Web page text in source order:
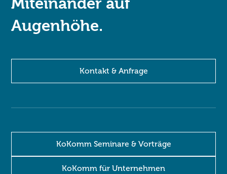
Augenhöhe.
Kontakt & Anfrage
KoKomm Seminare & Vorträge
KoKomm für Unternehmen